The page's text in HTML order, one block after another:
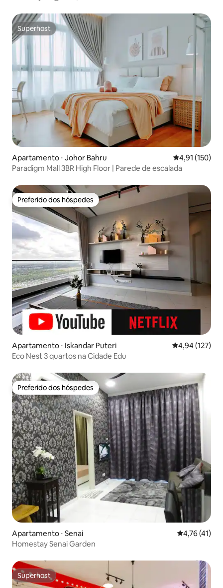
Superhost
Superhost
Apartamento ⋅ Johor Bahru 4,91 de uma
4,91 (150)
Paradigm Mall 3BR High Floor | Parede de escalada
Preferido dos hóspedes
Preferido dos hóspedes
Apartamento ⋅ Iskandar Puteri 4,94 de uma
4,94 (127)
Eco Nest 3 quartos na Cidade Edu
Preferido dos hóspedes
Preferido dos hóspedes
Apartamento ⋅ Senai 4,76 de uma
4,76 (41)
Homestay Senai Garden
Superhost
Superhost